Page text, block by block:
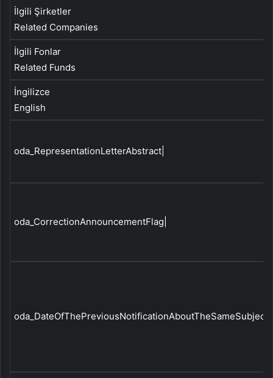
İlgili Şirketler
Related Companies
İlgili Fonlar
Related Funds
İngilizce
English
oda_RepresentationLetterAbstract|
oda_CorrectionAnnouncementFlag|
oda_DateOfThePreviousNotificationAboutTheSameSubject|